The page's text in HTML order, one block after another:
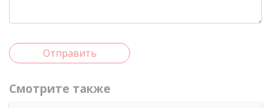
Отправить
Смотрите также